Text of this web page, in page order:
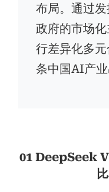
布局。通过
政府的市场
行差异化多
条中国AI产业
01 DeepSeek